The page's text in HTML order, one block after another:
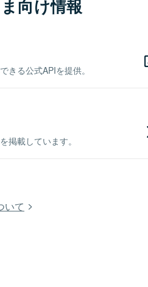
向け情報
きる公式APIを提供。
掲載しています。
いて